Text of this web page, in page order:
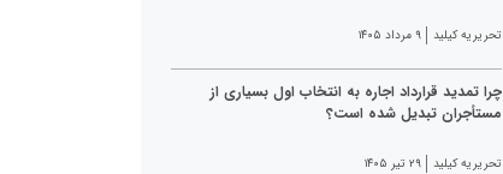
تحریریه کیلید ۹ مرداد ۱۴۰۵
چرا تمدید قرارداد اجاره به انتخاب اول بسیاری از
مستأجران تبدیل شده است؟
تحریریه کیلید ۲۹ تیر ۱۴۰۵